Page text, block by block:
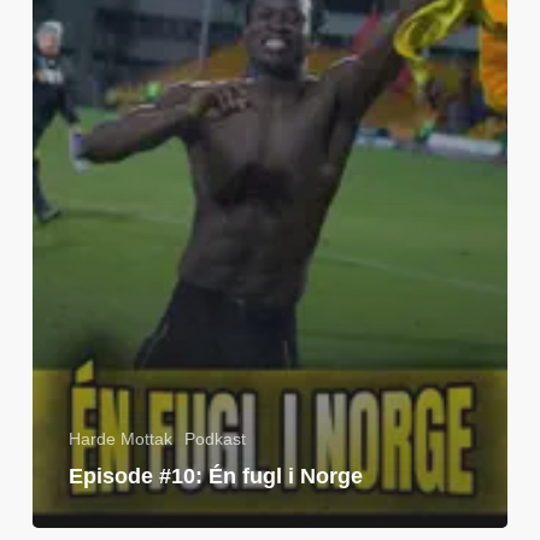
Harde Mottak Podkast
Episode #10: Én fugl i Norge